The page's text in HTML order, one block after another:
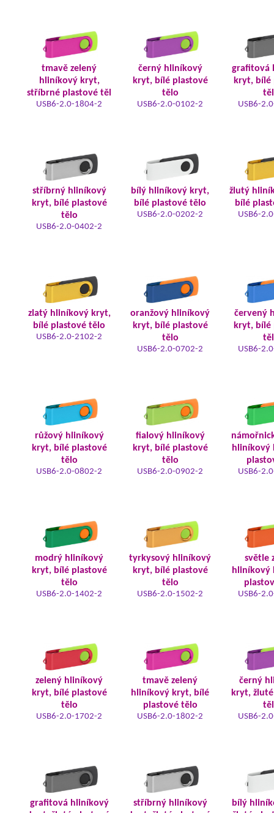
tmavě zelený
hliníkový kryt,
stříbrné plastové těl
USB6-2.0-1804-2
černý hliníkový
kryt, bílé plastové
tělo
USB6-2.0-0102-2
grafitová
kryt, bílé
USB6-
stříbrný hliníkový
kryt, bílé plastové
tělo
USB6-2.0-0402-2
bílý hliníkový kryt,
bílé plastové tělo
USB6-2.0-0202-2
žlutý
bílé
USB6-
zlatý hliníkový kryt,
bílé plastové tělo
USB6-2.0-2102-2
oranžový hliníkový
kryt, bílé plastové
tělo
USB6-2.0-0702-2
červený
kryt, bílé
USB6-
růžový hliníkový
kryt, bílé plastové
tělo
USB6-2.0-0802-2
fialový hliníkový
kryt, bílé plastové
tělo
USB6-2.0-0902-2
hliníkový
USB6-
modrý hliníkový
kryt, bílé plastové
tělo
USB6-2.0-1402-2
tyrkysový hliníkový
kryt, bílé plastové
tělo
USB6-2.0-1502-2
světle
hliníkový
USB6-
zelený hliníkový
kryt, bílé plastové
tělo
USB6-2.0-1702-2
tmavě zelený
hliníkový kryt, bílé
plastové tělo
USB6-2.0-1802-2
černý
kryt,
USB6-
grafitová hliníkový
stříbrný hliníkový
bílý